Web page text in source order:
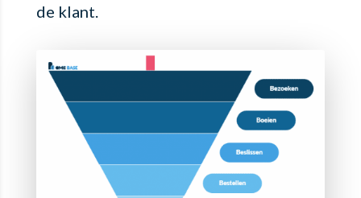
de klant.